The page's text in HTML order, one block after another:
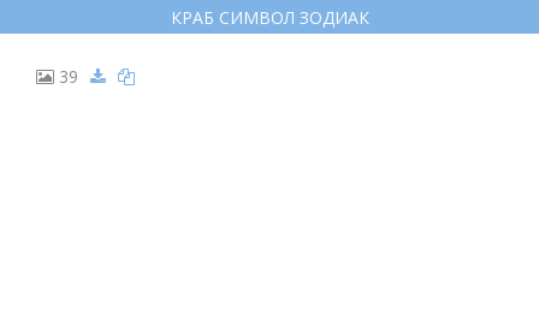
КРАБ СИМВОЛ ЗОДИАК
39